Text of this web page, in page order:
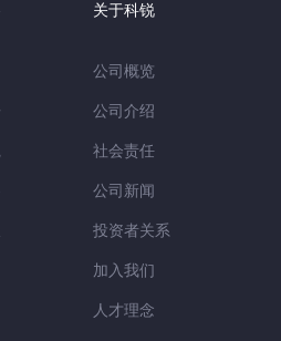
关于科锐
公司概览
公司介绍
社会责任
公司新闻
投资者关系
加入我们
人才理念